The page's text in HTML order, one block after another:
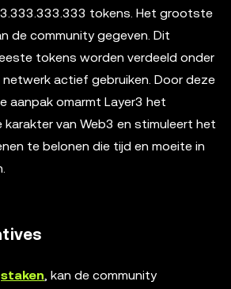
tokens. Het grootste
de community gegeven. Dit
tokens worden verdeeld onder
actief gebruiken. Door deze
aanpak omarmt Layer3 het
van Web3 en stimuleert het
te belonen die tijd en moeite in
staken, kan de community